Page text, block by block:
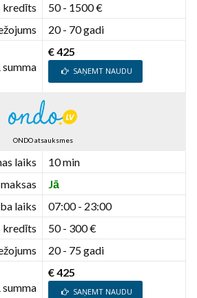
kredīts
50 - 1500 €
20 - 70 gadi
€ 425
SAŅEMT NAUDU
ONDO atsauksmes
laiks
10 min
Jā
laiks
07:00 - 23:00
kredīts
50 - 300 €
20 - 75 gadi
€ 425
SAŅEMT NAUDU